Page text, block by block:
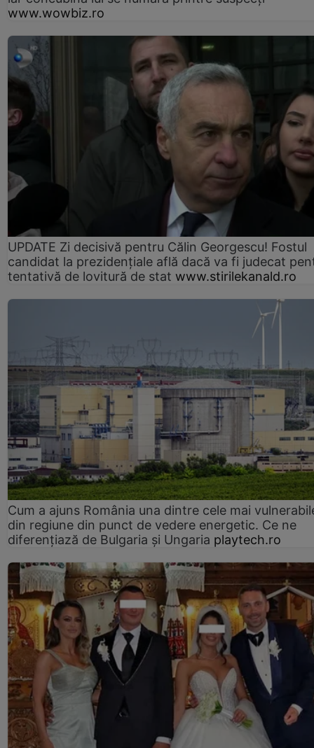
www.wowbiz.ro
UPDATE Zi decisivă pentru Călin Georgescu! Fostul
candidat la prezidențiale află dacă va fi judecat
tentativă de lovitură de stat www.stirilekanald.ro
Cum a ajuns România una dintre cele mai
din regiune din punct de vedere energetic. Ce ne
diferențiază de Bulgaria și Ungaria playtech.ro